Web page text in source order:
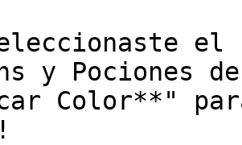
el
y Pociones
Color**"